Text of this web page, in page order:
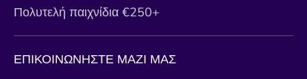
Πολυτελή παιχνίδια €250+
ΕΠΙΚΟΙΝΩΝΗΣΤΕ ΜΑΖΙ ΜΑΣ